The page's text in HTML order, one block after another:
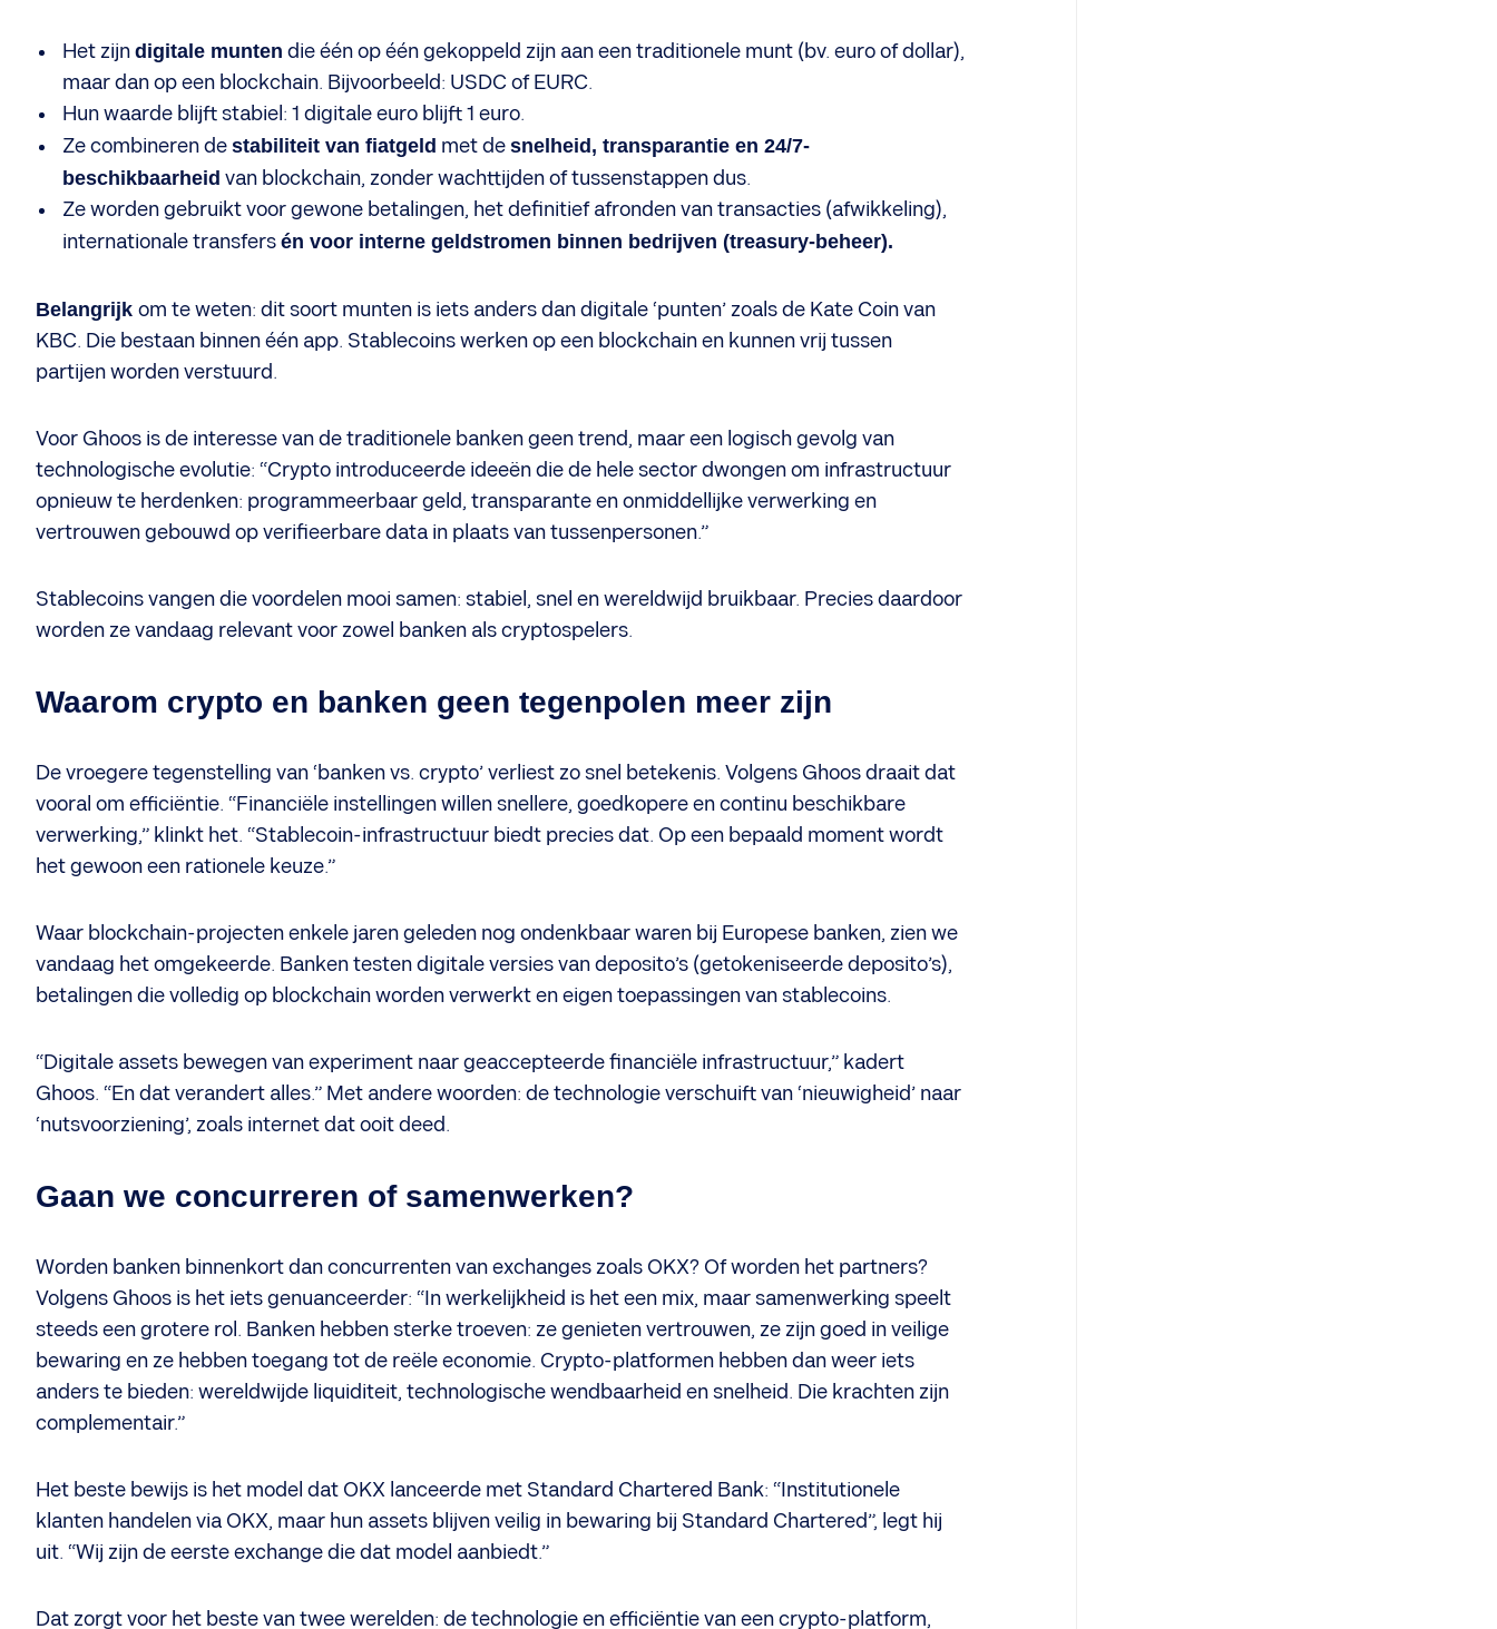
Het zijn digitale munten die één op één gekoppeld zijn aan een traditionele munt (bv. euro of dollar),
maar dan op een blockchain. Bijvoorbeeld: USDC of EURC.
Hun waarde blijft stabiel: 1 digitale euro blijft 1 euro.
Ze combineren de stabiliteit van fiatgeld met de snelheid, transparantie en 24/7-
beschikbaarheid van blockchain, zonder wachttijden of tussenstappen dus.
Ze worden gebruikt voor gewone betalingen, het definitief afronden van transacties (afwikkeling),
internationale transfers én voor interne geldstromen binnen bedrijven (treasury-beheer).
Belangrijk om te weten: dit soort munten is iets anders dan digitale ‘punten’ zoals de Kate Coin van
KBC. Die bestaan binnen één app. Stablecoins werken op een blockchain en kunnen vrij tussen
partijen worden verstuurd.
Voor Ghoos is de interesse van de traditionele banken geen trend, maar een logisch gevolg van
technologische evolutie: “Crypto introduceerde ideeën die de hele sector dwongen om infrastructuur
opnieuw te herdenken: programmeerbaar geld, transparante en onmiddellijke verwerking en
vertrouwen gebouwd op verifieerbare data in plaats van tussenpersonen.”
Stablecoins vangen die voordelen mooi samen: stabiel, snel en wereldwijd bruikbaar. Precies daardoor
worden ze vandaag relevant voor zowel banken als cryptospelers.
Waarom crypto en banken geen tegenpolen meer zijn
De vroegere tegenstelling van ‘banken vs. crypto’ verliest zo snel betekenis. Volgens Ghoos draait dat
vooral om efficiëntie. “Financiële instellingen willen snellere, goedkopere en continu beschikbare
verwerking,” klinkt het. “Stablecoin-infrastructuur biedt precies dat. Op een bepaald moment wordt
het gewoon een rationele keuze.”
Waar blockchain-projecten enkele jaren geleden nog ondenkbaar waren bij Europese banken, zien we
vandaag het omgekeerde. Banken testen digitale versies van deposito’s (getokeniseerde deposito’s),
betalingen die volledig op blockchain worden verwerkt en eigen toepassingen van stablecoins.
“Digitale assets bewegen van experiment naar geaccepteerde financiële infrastructuur,” kadert
Ghoos. “En dat verandert alles.” Met andere woorden: de technologie verschuift van ‘nieuwigheid’ naar
‘nutsvoorziening’, zoals internet dat ooit deed.
Gaan we concurreren of samenwerken?
​Worden banken binnenkort dan concurrenten van exchanges zoals OKX? Of worden het partners?
Volgens Ghoos is het iets genuanceerder: “In werkelijkheid is het een mix, maar samenwerking speelt
steeds een grotere rol. Banken hebben sterke troeven: ze genieten vertrouwen, ze zijn goed in veilige
bewaring en ze hebben toegang tot de reële economie. Crypto-platformen hebben dan weer iets
anders te bieden: wereldwijde liquiditeit, technologische wendbaarheid en snelheid. Die krachten zijn
complementair.”
Het beste bewijs is het model dat OKX lanceerde met Standard Chartered Bank: “Institutionele
klanten handelen via OKX, maar hun assets blijven veilig in bewaring bij Standard Chartered”, legt hij
uit. “Wij zijn de eerste exchange die dat model aanbiedt.”
Dat zorgt voor het beste van twee werelden: de technologie en efficiëntie van een crypto-platform,